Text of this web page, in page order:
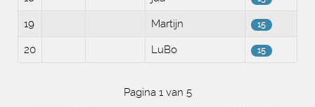
19 Martijn 15
20 LuBo 15
Pagina 1 van 5